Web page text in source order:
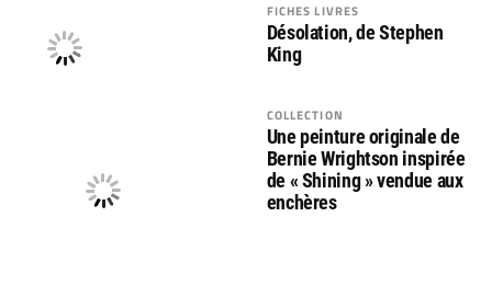
FICHES LIVRES
Désolation, de Stephen
King
COLLECTION
Une peinture originale de
Bernie Wrightson inspirée
de « Shining » vendue aux
enchères